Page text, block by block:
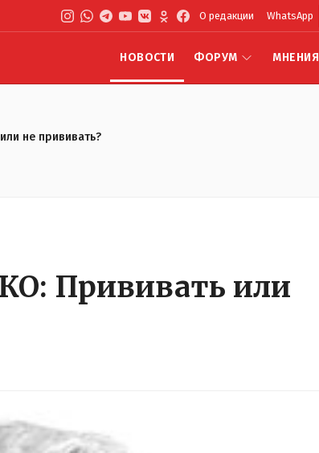
О редакции WhatsApp
НОВОСТИ ФОРУМ МНЕНИЯ
не прививать?
Прививать или